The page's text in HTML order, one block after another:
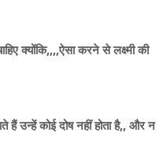
क्योंकि,,,,ऐसा करने से लक्ष्मी की
उन्हें कोई दोष नहीं होता है,, और न